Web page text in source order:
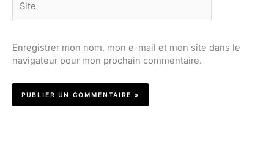
Enregistrer mon nom, mon e-mail et mon site dans le
navigateur pour mon prochain commentaire.